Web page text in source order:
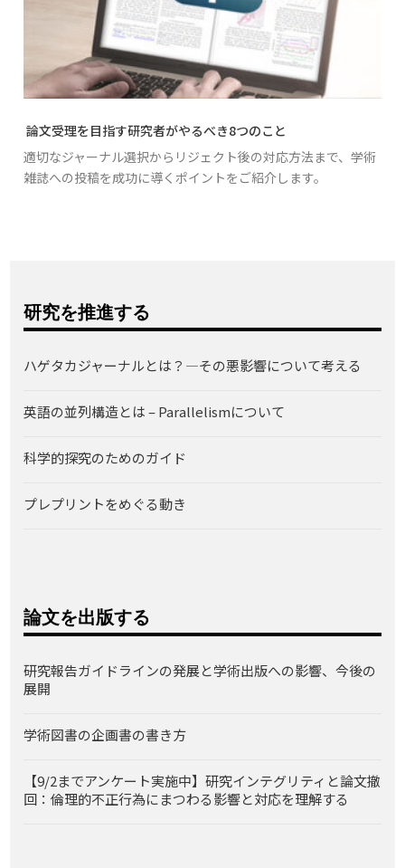
論文受理を目指す研究者がやるべき8つのこと
適切なジャーナル選択からリジェクト後の対応方法まで、学術
雑誌への投稿を成功に導くポイントをご紹介します。
研究を推進する
ハゲタカジャーナルとは？―その悪影響について考える
英語の並列構造とは – Parallelismについて
科学的探究のためのガイド
プレプリントをめぐる動き
論文を出版する
研究報告ガイドラインの発展と学術出版への影響、今後の
展開
学術図書の企画書の書き方
【9/2までアンケート実施中】研究インテグリティと論文撤
回：倫理的不正行為にまつわる影響と対応を理解する